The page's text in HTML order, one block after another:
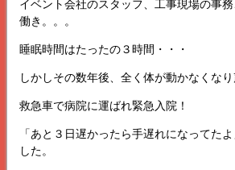
イベント会社のスタッフ、工事現場の事
働き。。。
睡眠時間はたったの３時間・・・
しかしその数年後、全く体が動かなくなり
救急車で病院に運ばれ緊急入院！
「あと３日遅かったら手遅れになってた
した。